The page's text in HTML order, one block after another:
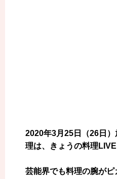
2020年3月25日（26日
理は、きょうの料理LIVE
芸能界でも料理の腕が